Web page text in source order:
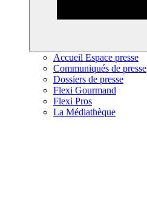
Accueil Espace presse
Communiqués de presse
Dossiers de presse
Flexi Gourmand
Flexi Pros
La Médiathèque